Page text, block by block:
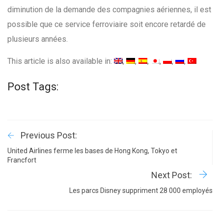
diminution de la demande des compagnies aériennes, il est
possible que ce service ferroviaire soit encore retardé de
plusieurs années.
This article is also available in:
Post Tags:
Previous Post:
United Airlines ferme les bases de Hong Kong, Tokyo et
Francfort
Next Post:
Les parcs Disney suppriment 28 000 employés